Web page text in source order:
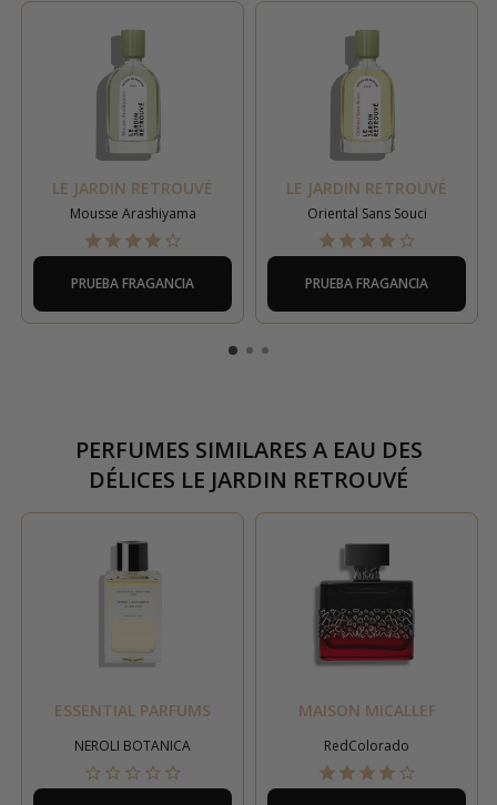
LE JARDIN RETROUVÉ
Mousse Arashiyama
PRUEBA FRAGANCIA
LE JARDIN RETROUVÉ
Oriental Sans Souci
PRUEBA FRAGANCIA
PERFUMES SIMILARES AEAU DES
DÉLICES LE JARDIN RETROUVÉ
ESSENTIAL PARFUMS
NEROLI BOTANICA
MAISON MICALLEF
RedColorado